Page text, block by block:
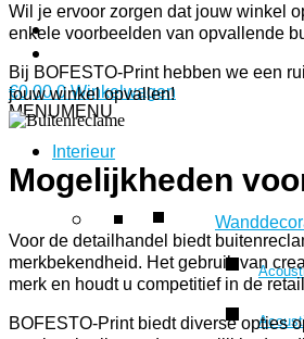
€0,00 0 Winkelwagen
MENUMENU
Interieur
Wil je ervoor zorgen dat jouw winkel
enkele voorbeelden van opvallende
Bij BOFESTO-Print hebben we een
jouw winkel opvallen!
Mogelijkheden
Voor de detailhandel biedt
merkbekendheid. Het gebruik van
merk en houdt u competitief in de
BOFESTO-Print biedt diverse opties